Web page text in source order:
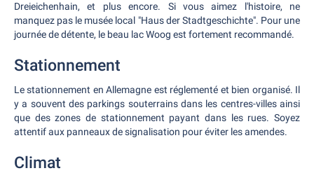
Dreieichenhain, et plus encore. Si vous aimez l'histoire, ne
manquez pas le musée local "Haus der Stadtgeschichte". Pour une
journée de détente, le beau lac Woog est fortement recommandé.
Stationnement
Le stationnement en Allemagne est réglementé et bien organisé. Il
y a souvent des parkings souterrains dans les centres-villes ainsi
que des zones de stationnement payant dans les rues. Soyez
attentif aux panneaux de signalisation pour éviter les amendes.
Climat